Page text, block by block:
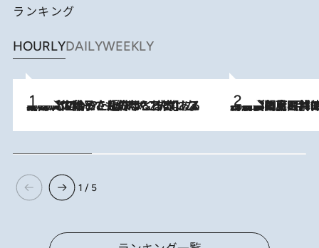
ランキング
HOURLYDAILYWEEKLY
2026.8.5
【阿川佐和子さんの年とる力】なぜ70代で始めた趣味は“こんなに楽しい”のか？ ピアノ、俳句…スランプに陥っても続けられる“ある秘訣”とは 2026.8.8
「最後に見られてよかった」上野動物園の東園パンダ舎が解体前に特別公開。8月16日まで延長されたパネル展と共に辿る“半世紀”のパンダ飼育《解体工事の図面あり》
1 / 5